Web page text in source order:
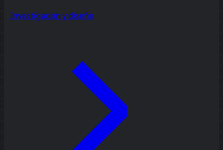
Investigación y diseño